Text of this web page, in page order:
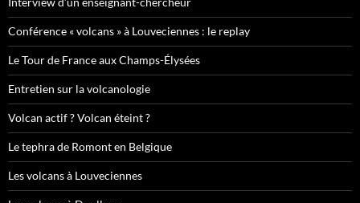
Conférence « volcans » à Louveciennes : le replay
Le Tour de France aux Champs-Élysées
Entretien sur la volcanologie
Volcan actif ? Volcan éteint ?
Le tephra de Romont en Belgique
Les volcans à Louveciennes